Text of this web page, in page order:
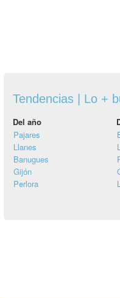
Tendencias | Lo +
Del año
Pajares
Llanes
Banugues
Gijón
Perlora